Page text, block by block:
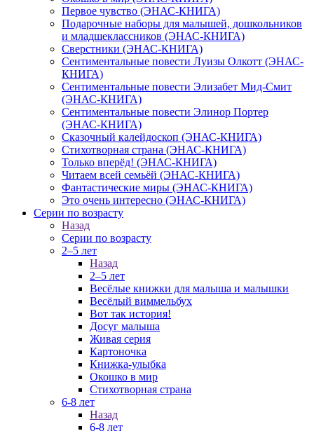
Первое чувство (ЭНАС-КНИГА)
Подарочные наборы для малышей, дошкольников
и младшеклассников (ЭНАС-КНИГА)
Сверстники (ЭНАС-КНИГА)
Сентиментальные повести Луизы Олкотт (ЭНАС-
КНИГА)
Сентиментальные повести Элизабет Мид-Смит
(ЭНАС-КНИГА)
Сентиментальные повести Элинор Портер
(ЭНАС-КНИГА)
Сказочный калейдоскоп (ЭНАС-КНИГА)
Стихотворная страна (ЭНАС-КНИГА)
Только вперёд! (ЭНАС-КНИГА)
Читаем всей семьёй (ЭНАС-КНИГА)
Фантастические миры (ЭНАС-КНИГА)
Это очень интересно (ЭНАС-КНИГА)
Серии по возрасту
Назад
Серии по возрасту
2–5 лет
Назад
2–5 лет
Весёлые книжки для малыша и малышки
Весёлый виммельбух
Вот так история!
Досуг малыша
Живая серия
Картоночка
Книжка-улыбка
Окошко в мир
Стихотворная страна
6-8 лет
Назад
6-8 лет